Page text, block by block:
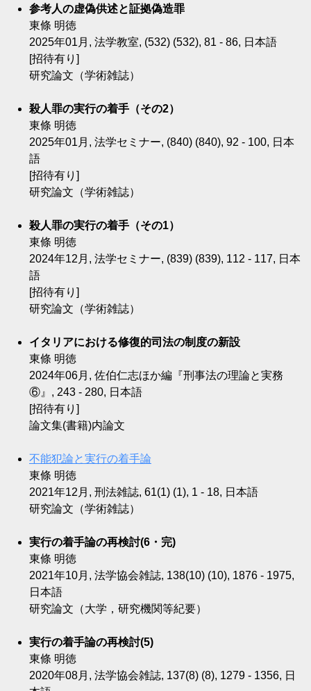
参考人の虚偽供述と証拠偽造罪
東條 明徳
2025年01月, 法学教室, (532) (532), 81 - 86, 日本語
[招待有り]
研究論文（学術雑誌）
殺人罪の実行の着手（その2）
東條 明徳
2025年01月, 法学セミナー, (840) (840), 92 - 100, 日本
語
[招待有り]
研究論文（学術雑誌）
殺人罪の実行の着手（その1）
東條 明徳
2024年12月, 法学セミナー, (839) (839), 112 - 117, 日本
語
[招待有り]
研究論文（学術雑誌）
イタリアにおける修復的司法の制度の新設
東條 明徳
2024年06月, 佐伯仁志ほか編『刑事法の理論と実務
⑥』, 243 - 280, 日本語
[招待有り]
論文集(書籍)内論文
不能犯論と実行の着手論
東條 明徳
2021年12月, 刑法雑誌, 61(1) (1), 1 - 18, 日本語
研究論文（学術雑誌）
実行の着手論の再検討(6・完)
東條 明徳
2021年10月, 法学協会雑誌, 138(10) (10), 1876 - 1975,
日本語
研究論文（大学，研究機関等紀要）
実行の着手論の再検討(5)
東條 明徳
2020年08月, 法学協会雑誌, 137(8) (8), 1279 - 1356, 日